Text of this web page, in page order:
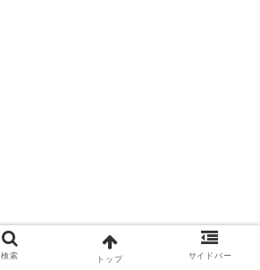
検索 トップ サイドバー